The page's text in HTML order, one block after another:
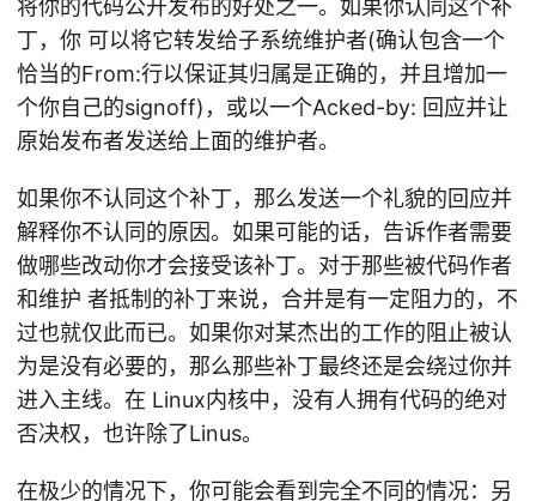
将你的代码公开发布的好处之一。如果你认同这个补
丁，你 可以将它转发给子系统维护者(确认包含一个
恰当的From:行以保证其归属是正确的，并且增加一
个你自己的signoff)，或以一个Acked-by: 回应并让
原始发布者发送给上面的维护者。
如果你不认同这个补丁，那么发送一个礼貌的回应并
解释你不认同的原因。如果可能的话，告诉作者需要
做哪些改动你才会接受该补丁。对于那些被代码作者
和维护 者抵制的补丁来说，合并是有一定阻力的，不
过也就仅此而已。如果你对某杰出的工作的阻止被认
为是没有必要的，那么那些补丁最终还是会绕过你并
进入主线。在 Linux内核中，没有人拥有代码的绝对
否决权，也许除了Linus。
在极少的情况下，你可能会看到完全不同的情况：另